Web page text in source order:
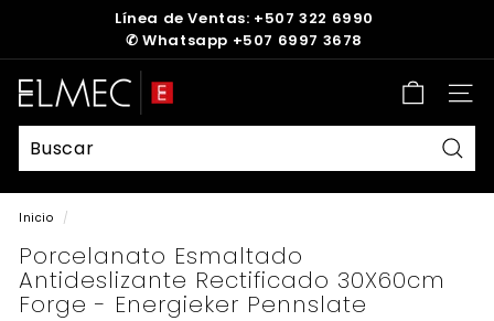
diapositivas
pausa
Línea de Ventas: +507 322 6990
✆ Whatsapp +507 6997 3678
E
L
M
E
C
Inicio /
Porcelanato Esmaltado
Antideslizante Rectificado 30X60cm
Forge - Energieker Pennslate